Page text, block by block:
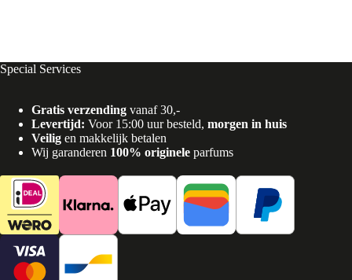
Special Services
Gratis verzending vanaf 30,-
Levertijd: Voor 15:00 uur besteld, morgen in huis
Veilig en makkelijk betalen
Wij garanderen 100% originele parfums